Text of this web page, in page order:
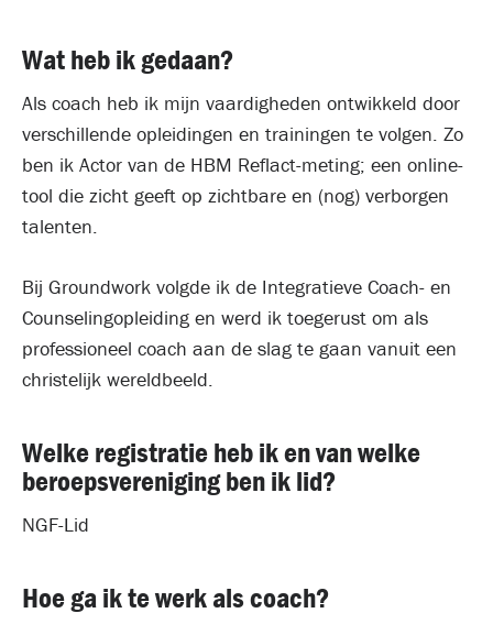
Wat heb ik gedaan?
Als coach heb ik mijn vaardigheden ontwikkeld door
verschillende opleidingen en trainingen te volgen. Zo
ben ik Actor van de HBM Reflact-meting; een online-
tool die zicht geeft op zichtbare en (nog) verborgen
talenten.
Bij Groundwork volgde ik de Integratieve Coach- en
Counselingopleiding en werd ik toegerust om als
professioneel coach aan de slag te gaan vanuit een
christelijk wereldbeeld.
Welke registratie heb ik en van welke
beroepsvereniging ben ik lid?
NGF-Lid
Hoe ga ik te werk als coach?